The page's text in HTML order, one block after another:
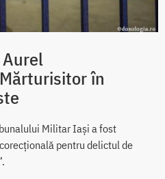
în
Militar Iași a fost
pentru delictul de